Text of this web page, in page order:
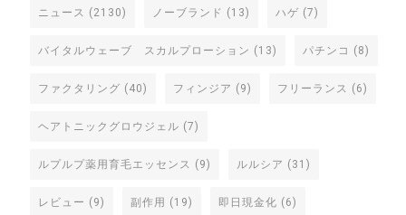
ニュース (2130) ノーブランド (13) ハゲ (7)
バイタルウェーブ スカルプローション (13) パチンコ (8)
ファクタリング (40) フィンジア (9) フリーランス (6)
ヘアトニックグロウジェル (7)
ルプルプ薬用育毛エッセンス (9) ルルシア (31)
レビュー (9) 副作用 (19) 即日現金化 (6)